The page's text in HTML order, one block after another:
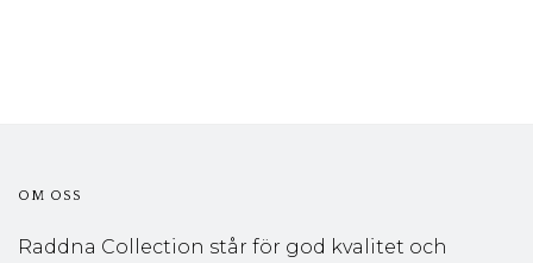
OM OSS
Raddna Collection står för god kvalitet och